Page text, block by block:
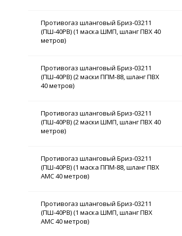
Противогаз шланговый Бриз-03211
(ПШ-40РВ) (1 маска ШМП, шланг ПВХ 40
метров)
Противогаз шланговый Бриз-03211
(ПШ-40РВ) (2 маски ППМ-88, шланг ПВХ
40 метров)
Противогаз шланговый Бриз-03211
(ПШ-40РВ) (2 маски ШМП, шланг ПВХ 40
метров)
Противогаз шланговый Бриз-03211
(ПШ-40РВ) (1 маска ППМ-88, шланг ПВХ
АМС 40 метров)
Противогаз шланговый Бриз-03211
(ПШ-40РВ) (1 маска ШМП, шланг ПВХ
АМС 40 метров)